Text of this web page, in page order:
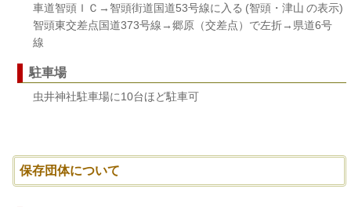
車道智頭ＩＣ→智頭街道国道53号線に入る (智頭・津山 の表示)
智頭東交差点国道373号線→郷原（交差点）で左折→県道6号
線
駐車場
虫井神社駐車場に10台ほど駐車可
保存団体について